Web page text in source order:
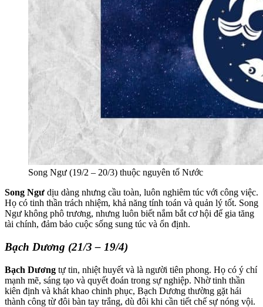
Song Ngư (19/2 – 20/3) thuộc nguyên tố Nước
Song Ngư dịu dàng nhưng cầu toàn, luôn nghiêm túc với công việc.
Họ có tinh thần trách nhiệm, khả năng tính toán và quản lý tốt. Song
Ngư không phô trương, nhưng luôn biết nắm bắt cơ hội để gia tăng
tài chính, đảm bảo cuộc sống sung túc và ổn định.
Bạch Dương (21/3 – 19/4)
Bạch Dương tự tin, nhiệt huyết và là người tiên phong. Họ có ý chí
mạnh mẽ, sáng tạo và quyết đoán trong sự nghiệp. Nhờ tinh thần
kiên định và khát khao chinh phục, Bạch Dương thường gặt hái
thành công từ đôi bàn tay trắng, dù đôi khi cần tiết chế sự nóng vội.